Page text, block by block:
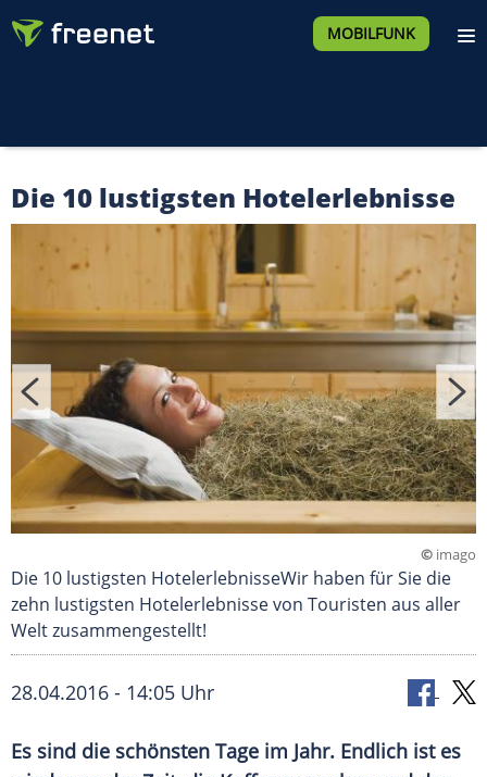
MOBILFUNK
Die 10 lustigsten Hotelerlebnisse
© imago
Die 10 lustigsten HotelerlebnisseWir haben für Sie die
zehn lustigsten Hotelerlebnisse von Touristen aus aller
Welt zusammengestellt!
28.04.2016 - 14:05 Uhr
Es sind die schönsten Tage im Jahr. Endlich ist es